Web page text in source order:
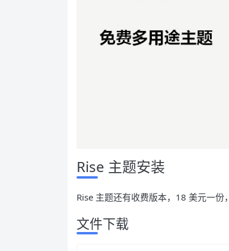
Rise 主题安装
Rise 主题还有收费版本，18 美元一份
文件下载